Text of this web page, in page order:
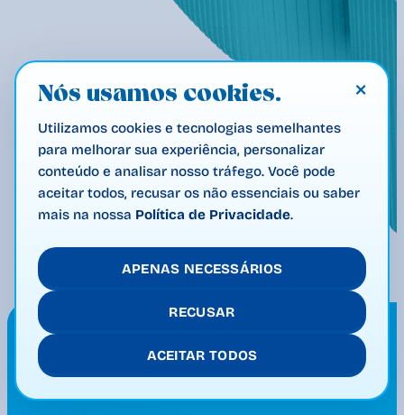
×
Nós usamos cookies.
Utilizamos cookies e tecnologias semelhantes
para melhorar sua experiência, personalizar
conteúdo e analisar nosso tráfego. Você pode
aceitar todos, recusar os não essenciais ou saber
mais na nossa Política de Privacidade.
APENAS NECESSÁRIOS
RECUSAR
ACEITAR TODOS